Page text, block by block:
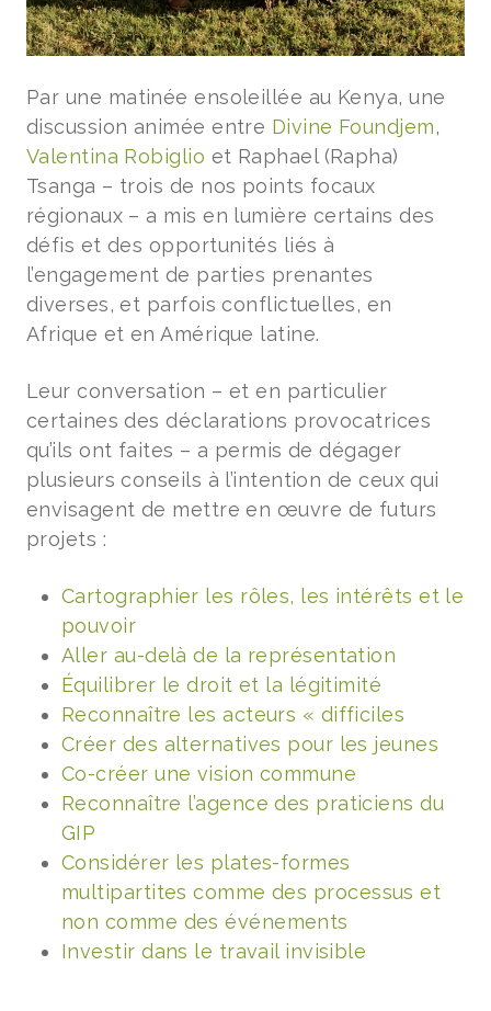
Par une matinée ensoleillée au Kenya, une
discussion animée entre Divine Foundjem,
Valentina Robiglio et Raphael (Rapha)
Tsanga – trois de nos points focaux
régionaux – a mis en lumière certains des
défis et des opportunités liés à
l’engagement de parties prenantes
diverses, et parfois conflictuelles, en
Afrique et en Amérique latine.
Leur conversation – et en particulier
certaines des déclarations provocatrices
qu’ils ont faites – a permis de dégager
plusieurs conseils à l’intention de ceux qui
envisagent de mettre en œuvre de futurs
projets :
Cartographier les rôles, les intérêts et le
pouvoir
Aller au-delà de la représentation
Équilibrer le droit et la légitimité
Reconnaître les acteurs « difficiles
Créer des alternatives pour les jeunes
Co-créer une vision commune
Reconnaître l’agence des praticiens du
GIP
Considérer les plates-formes
multipartites comme des processus et
non comme des événements
Investir dans le travail invisible